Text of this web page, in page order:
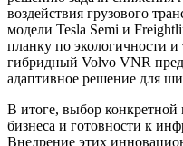
воздействия грузового
модели Tesla Semi и
планку по экологичности
гибридный Volvo VNR
адаптивное решение для
В итоге, выбор конкретной
бизнеса и готовности к
Внедрение этих